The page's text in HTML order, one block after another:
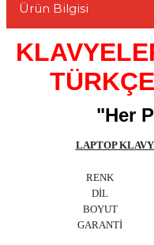
Ürün Bilgisi
"Her
LAPTOP
RENK
DİL
BOYUT
GARANTİ